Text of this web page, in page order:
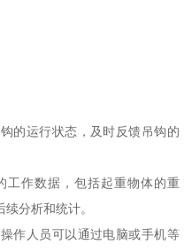
的运行状态，及时反馈吊钩的
工作数据，包括起重物体的重
分析和统计。
作人员可以通过电脑或手机等